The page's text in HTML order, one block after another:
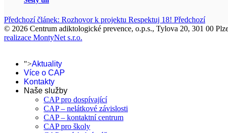
Předchozí článek: Rozhovor k projektu Respektuj 18! Předchozí
© 2026 Centrum adiktologické prevence, o.p.s., Tylova 20, 301 00
realizace MontyNet s.r.o.
">Aktuality
Více o CAP
Kontakty
Naše služby
CAP pro dospívající
CAP – nelátkové závislosti
CAP – kontaktní centrum
CAP pro školy